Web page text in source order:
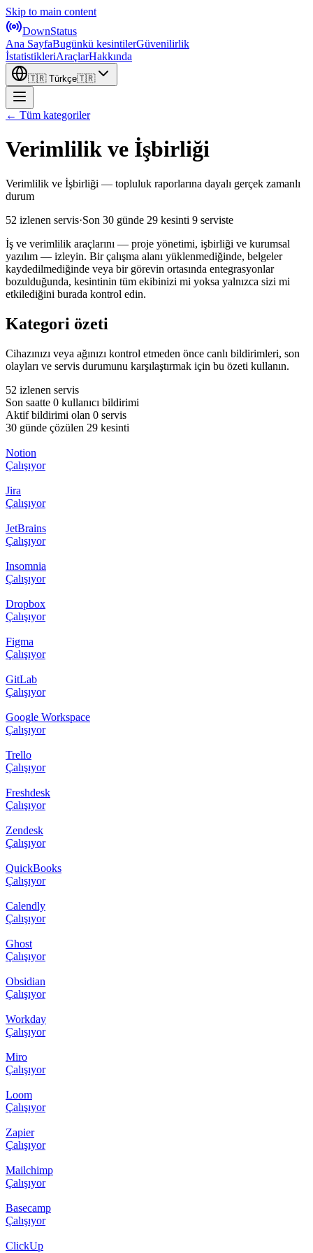
Skip to main content
DownStatus
Ana SayfaBugünkü kesintilerGüvenilirlik
İstatistikleriAraçlarHakkında
🇹🇷 Türkçe🇹🇷
← Tüm kategoriler
Verimlilik ve İşbirliği
Verimlilik ve İşbirliği — topluluk raporlarına dayalı gerçek zamanlı
durum
52 izlenen servis·Son 30 günde 29 kesinti 9 serviste
İş ve verimlilik araçlarını — proje yönetimi, işbirliği ve kurumsal
yazılım — izleyin. Bir çalışma alanı yüklenmediğinde, belgeler
kaydedilmediğinde veya bir görevin ortasında entegrasyonlar
bozulduğunda, kesintinin tüm ekibinizi mi yoksa yalnızca sizi mi
etkilediğini burada kontrol edin.
Kategori özeti
Cihazınızı veya ağınızı kontrol etmeden önce canlı bildirimleri, son
olayları ve servis durumunu karşılaştırmak için bu özeti kullanın.
52 izlenen servis
Son saatte 0 kullanıcı bildirimi
Aktif bildirimi olan 0 servis
30 günde çözülen 29 kesinti
Notion
Çalışıyor
Jira
Çalışıyor
JetBrains
Çalışıyor
Insomnia
Çalışıyor
Dropbox
Çalışıyor
Figma
Çalışıyor
GitLab
Çalışıyor
Google Workspace
Çalışıyor
Trello
Çalışıyor
Freshdesk
Çalışıyor
Zendesk
Çalışıyor
QuickBooks
Çalışıyor
Calendly
Çalışıyor
Ghost
Çalışıyor
Obsidian
Çalışıyor
Workday
Çalışıyor
Miro
Çalışıyor
Loom
Çalışıyor
Zapier
Çalışıyor
Mailchimp
Çalışıyor
Basecamp
Çalışıyor
ClickUp